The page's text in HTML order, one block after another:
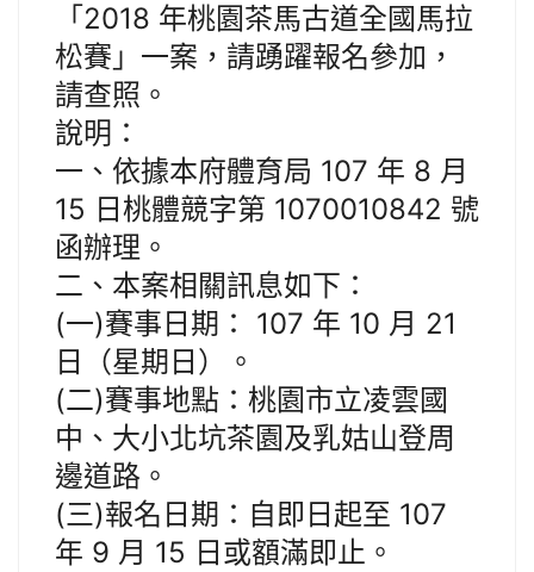
「2018 年桃園茶馬古道全國馬拉
松賽」一案，請踴躍報名參加，
請查照。
說明：
一、依據本府體育局 107 年 8 月
15 日桃體競字第 1070010842 號
函辦理。
二、本案相關訊息如下：
(一)賽事日期： 107 年 10 月 21
日（星期日）。
(二)賽事地點：桃園市立凌雲國
中、大小北坑茶園及乳姑山登周
邊道路。
(三)報名日期：自即日起至 107
年 9 月 15 日或額滿即止。